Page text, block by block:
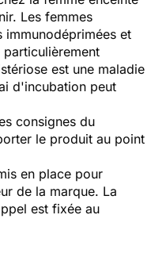
Les femmes
immunodéprimées et
est une maladie
d'incubation peut
consignes du
le produit au point
en place pour
de la marque. La
est fixée au